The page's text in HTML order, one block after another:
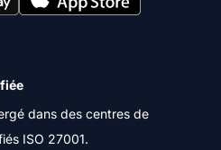
dans des centres de
ISO 27001.